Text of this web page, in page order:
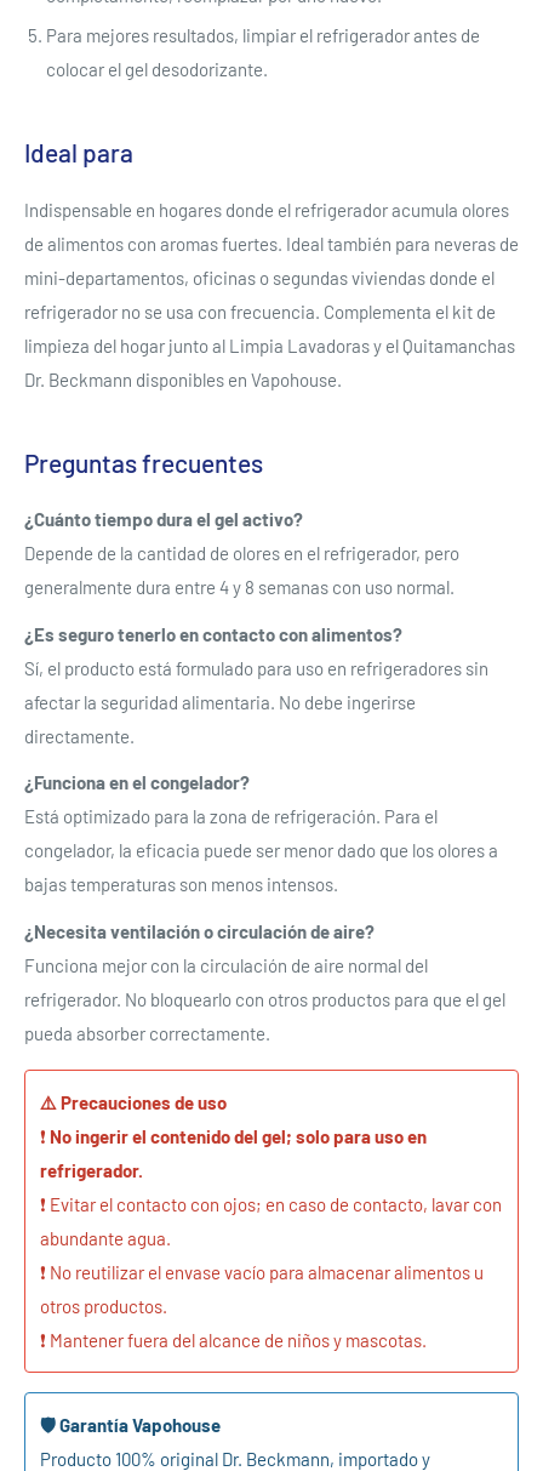
Para mejores resultados, limpiar el refrigerador antes de
colocar el gel desodorizante.
Ideal para
Indispensable en hogares donde el refrigerador acumula olores
de alimentos con aromas fuertes. Ideal también para neveras de
mini-departamentos, oficinas o segundas viviendas donde el
refrigerador no se usa con frecuencia. Complementa el kit de
limpieza del hogar junto al Limpia Lavadoras y el Quitamanchas
Dr. Beckmann disponibles en Vapohouse.
Preguntas frecuentes
¿Cuánto tiempo dura el gel activo?
Depende de la cantidad de olores en el refrigerador, pero
generalmente dura entre 4 y 8 semanas con uso normal.
¿Es seguro tenerlo en contacto con alimentos?
Sí, el producto está formulado para uso en refrigeradores sin
afectar la seguridad alimentaria. No debe ingerirse
directamente.
¿Funciona en el congelador?
Está optimizado para la zona de refrigeración. Para el
congelador, la eficacia puede ser menor dado que los olores a
bajas temperaturas son menos intensos.
¿Necesita ventilación o circulación de aire?
Funciona mejor con la circulación de aire normal del
refrigerador. No bloquearlo con otros productos para que el gel
pueda absorber correctamente.
⚠️ Precauciones de uso
❗ No ingerir el contenido del gel; solo para uso en
refrigerador.
❗ Evitar el contacto con ojos; en caso de contacto, lavar con
abundante agua.
❗ No reutilizar el envase vacío para almacenar alimentos u
otros productos.
❗ Mantener fuera del alcance de niños y mascotas.
🛡️ Garantía Vapohouse
Producto 100% original Dr. Beckmann, importado y
Se requiere iniciar sesión
Inicie sesión en su cuenta para agregar productos a su
lista de deseos y ver los artículos guardados
anteriormente.
Acceso